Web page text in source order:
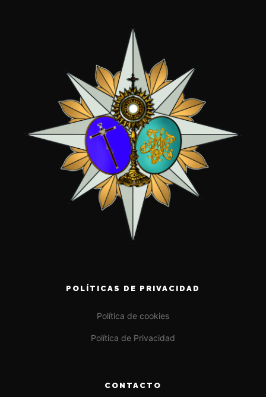
POLÍTICAS DE PRIVACIDAD
Política de cookies
Política de Privacidad
CONTACTO